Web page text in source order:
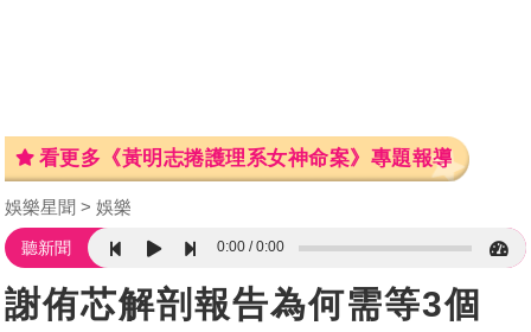
看更多《黃明志捲護理系女神命案》專題報導
娛樂星聞 娛樂
聽新聞 0:00 0:00
謝侑芯解剖報告為何需等3個